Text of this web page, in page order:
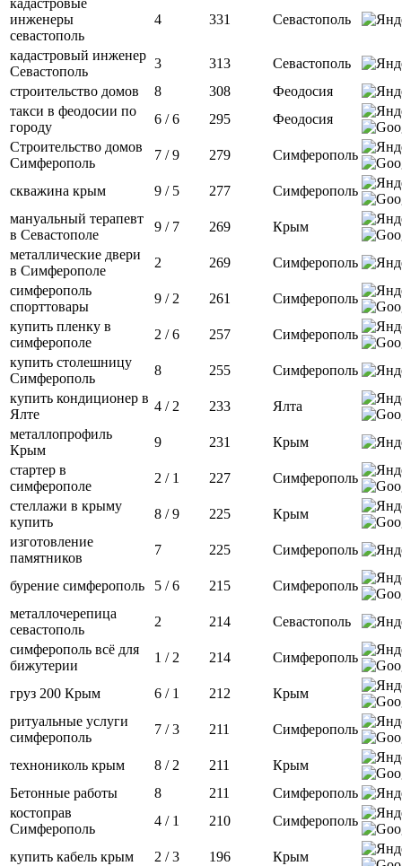
инженеры
севастополь
4 331 Севастополь
кадастровый инженер
Севастополь
3 313
Севастополь
строительство домов
8 308
Феодосия
такси в феодосии по
городу
6 / 6 295
Феодосия
Строительство домов
Симферополь
7 / 9 279 Симферополь
скважина крым 9 / 5 277
Симферополь
мануальный терапевт
в Севастополе
9 / 7 269
Крым
металлические двери
в Симферополе
2 269
Симферополь
симферополь
спорттовары
9 / 2 261
Симферополь
купить пленку в
симферополе
2 / 6 257
Симферополь
купить столешницу
Симферополь
8 255
Симферополь
купить кондиционер в
Ялте
4 / 2 233
Ялта
металлопрофиль
Крым
9 231
Крым
стартер в
симферополе
2 / 1 227
Симферополь
стеллажи в крыму
купить
8 / 9 225
Крым
изготовление
памятников
7 225 Симферополь
бурение симферополь 5 / 6 215
Симферополь
металлочерепица
севастополь
2 214
Севастополь
симферополь всё для
бижутерии
1 / 2 214 Симферополь
груз 200 Крым 6 / 1 212
Крым
ритуальные услуги
симферополь
7 / 3 211 Симферополь
технониколь крым 8 / 2 211
Крым
Бетонные работы
8 211
Симферополь
костоправ
Симферополь
4 / 1 210 Симферополь
купить кабель крым 2 / 3 196
Крым